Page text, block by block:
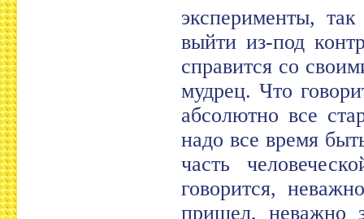
эксперименты,
выйти из-под
справится со
мудрец. Что
абсолютно все
надо все время
часть
говорится,
пришел, неважно